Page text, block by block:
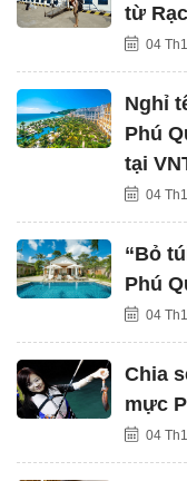
từ
04
Nghỉ
Phú
tại
04
“Bỏ
Phú
04
Chia
mực
04